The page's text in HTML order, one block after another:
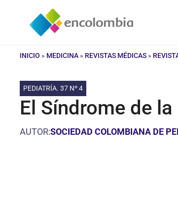
contenido
INICIO » MEDICINA » REVISTAS MÉDICAS »
PEDIATRÍA. 37 Nº 4
El Síndrome de
AUTOR:SOCIEDAD COLOMBIANA DE